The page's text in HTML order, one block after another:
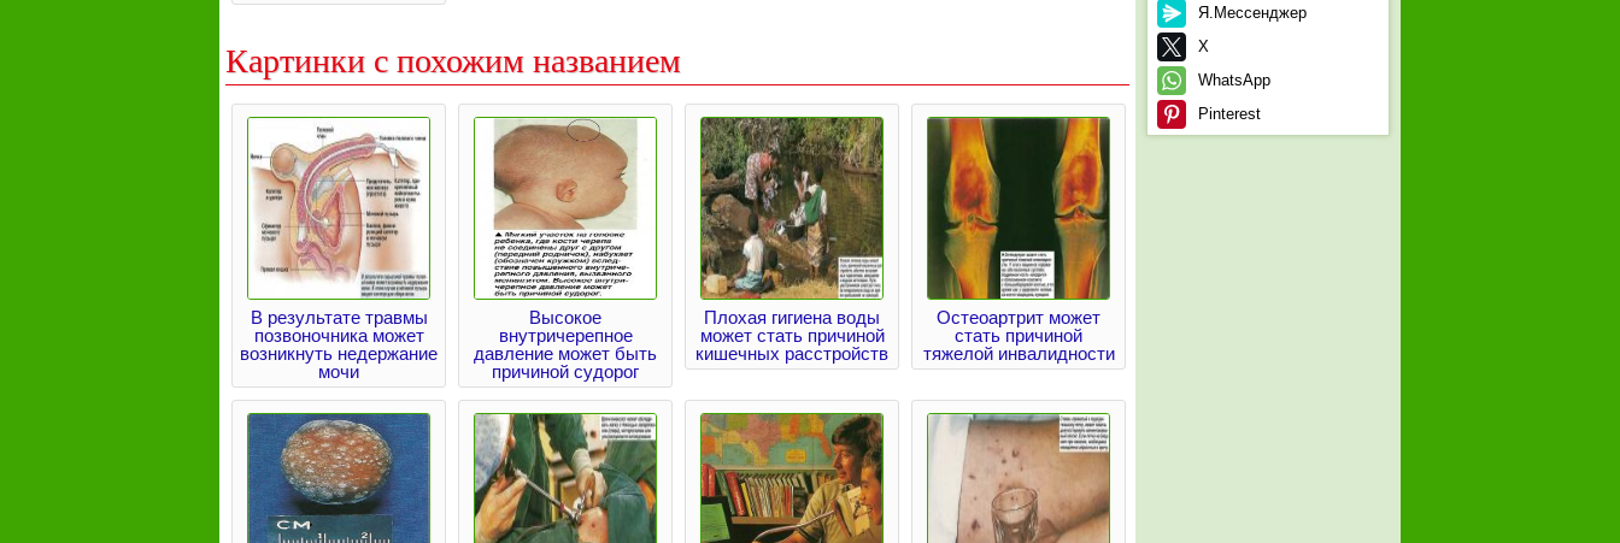
Картинки с похожим названием
В результате травмы
позвоночника может
возникнуть недержание
мочи
Высокое
внутричерепное
давление может быть
причиной судорог
Плохая гигиена воды
может стать причиной
кишечных расстройств
Остеоартрит может
стать причиной
тяжелой инвалидности
Я.Мессенджер
X
WhatsApp
Pinterest